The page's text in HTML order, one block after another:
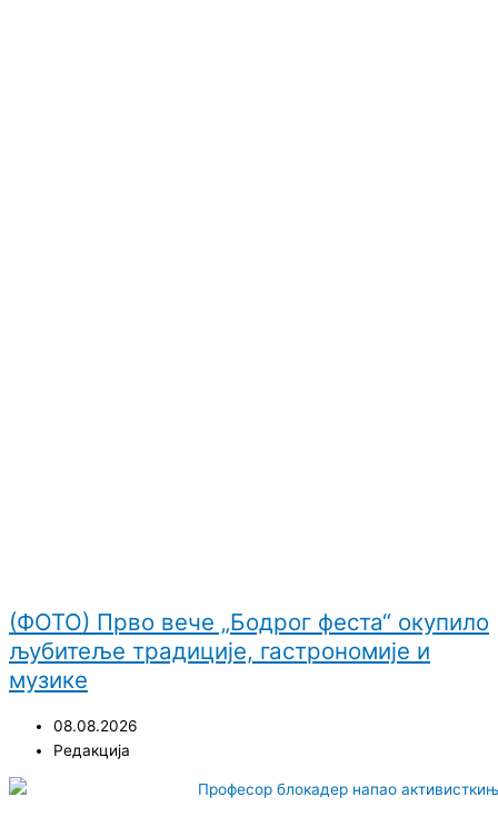
(ФОТО) Прво вече „Бодрог феста“ окупило
љубитеље традиције, гастрономије и
музике
08.08.2026
Редакција